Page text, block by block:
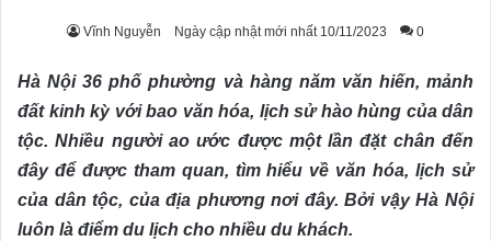
Vĩnh Nguyễn Ngày cập nhật mới nhất 10/11/2023 0
Hà Nội 36 phố phường và hàng năm văn hiến, mảnh
đất kinh kỳ với bao văn hóa, lịch sử hào hùng của dân
tộc. Nhiều người ao ước được một lần đặt chân đến
đây để được tham quan, tìm hiểu về văn hóa, lịch sử
của dân tộc, của địa phương nơi đây. Bởi vậy Hà Nội
luôn là điểm du lịch cho nhiều du khách.